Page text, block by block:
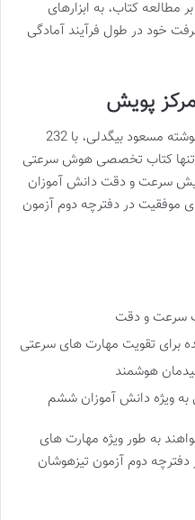
مطالعه کتاب، به ابزارهای
خود در طول فرآیند آمادگی
کتاب 33 آزمون دقت و تمرکز پویش، نوشته مسعود بیگدلی، با 232
تالیفی، تنها کتاب تخصصی هوش سرعتی
سرعت و دقت دانش آموزان
موفقیت در دفترچه دوم آزمون
سرعت و دقت
ویژه دانش آموزان ششم
به طور ویژه مهارت های
دوم آزمون تیزهوشان